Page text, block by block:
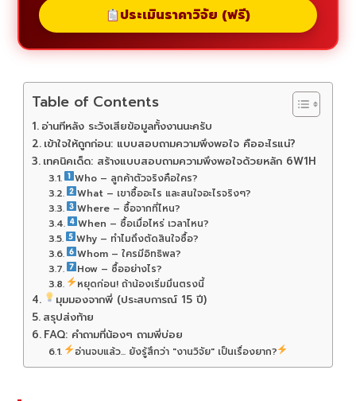
ประเมินราคาวิจัย (ฟรี)
Table of Contents
อ่านทีหลัง ระวังเสียข้อมูลทั้งงานนะครับ
เข้าใจให้ถูกก่อน: แบบสอบถามความพึงพอใจ คืออะไรแน่?
เทคนิคเด็ด: สร้างแบบสอบถามความพึงพอใจด้วยหลัก 6W1H
Who – ลูกค้าตัวจริงคือใคร?
What – เขาซื้ออะไร และสนใจอะไรจริงๆ?
Where – ซื้อจากที่ไหน?
When – ซื้อเมื่อไหร่ เวลาไหน?
Why – ทำไมถึงตัดสินใจซื้อ?
Whom – ใครมีอิทธิพล?
How – ซื้ออย่างไร?
หยุดก่อน! ถ้าน้องเริ่มมึนตรงนี้
มุมมองจากพี่ (ประสบการณ์ 15 ปี)
สรุปส่งท้าย
FAQ: คำถามที่น้องๆ ถามพี่บ่อย
อ่านจบแล้ว... ยังรู้สึกว่า "งานวิจัย" เป็นเรื่องยาก?